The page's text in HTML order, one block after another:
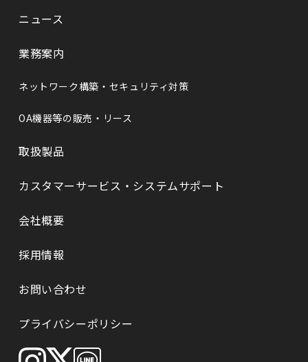
ニュース
業務案内
ネットワーク構築・セキュリティ対策
OA機器等の販売・リース
取扱製品
カスタマーサービス・システムサポート
会社概要
採⽤情報
お問い合わせ
プライバシーポリシー